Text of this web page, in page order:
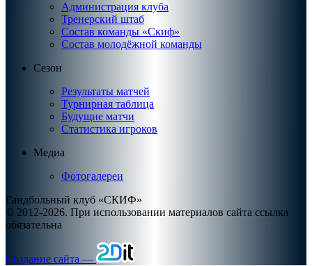
Администрация клуба
Тренерский штаб
Состав команды «Скиф»
Состав молодёжной команды
Сезон
Результаты матчей
Турнирная таблица
Будущие матчи
Статистика игроков
Медиа
Фотогалереи
Гандбольный клуб «СКИФ»
© 2012-2026. При использовании материалов сайта ссылка
обязательна
Создание сайта —